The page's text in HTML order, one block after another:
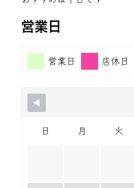
営業日
営業日 店休日
日 月 火